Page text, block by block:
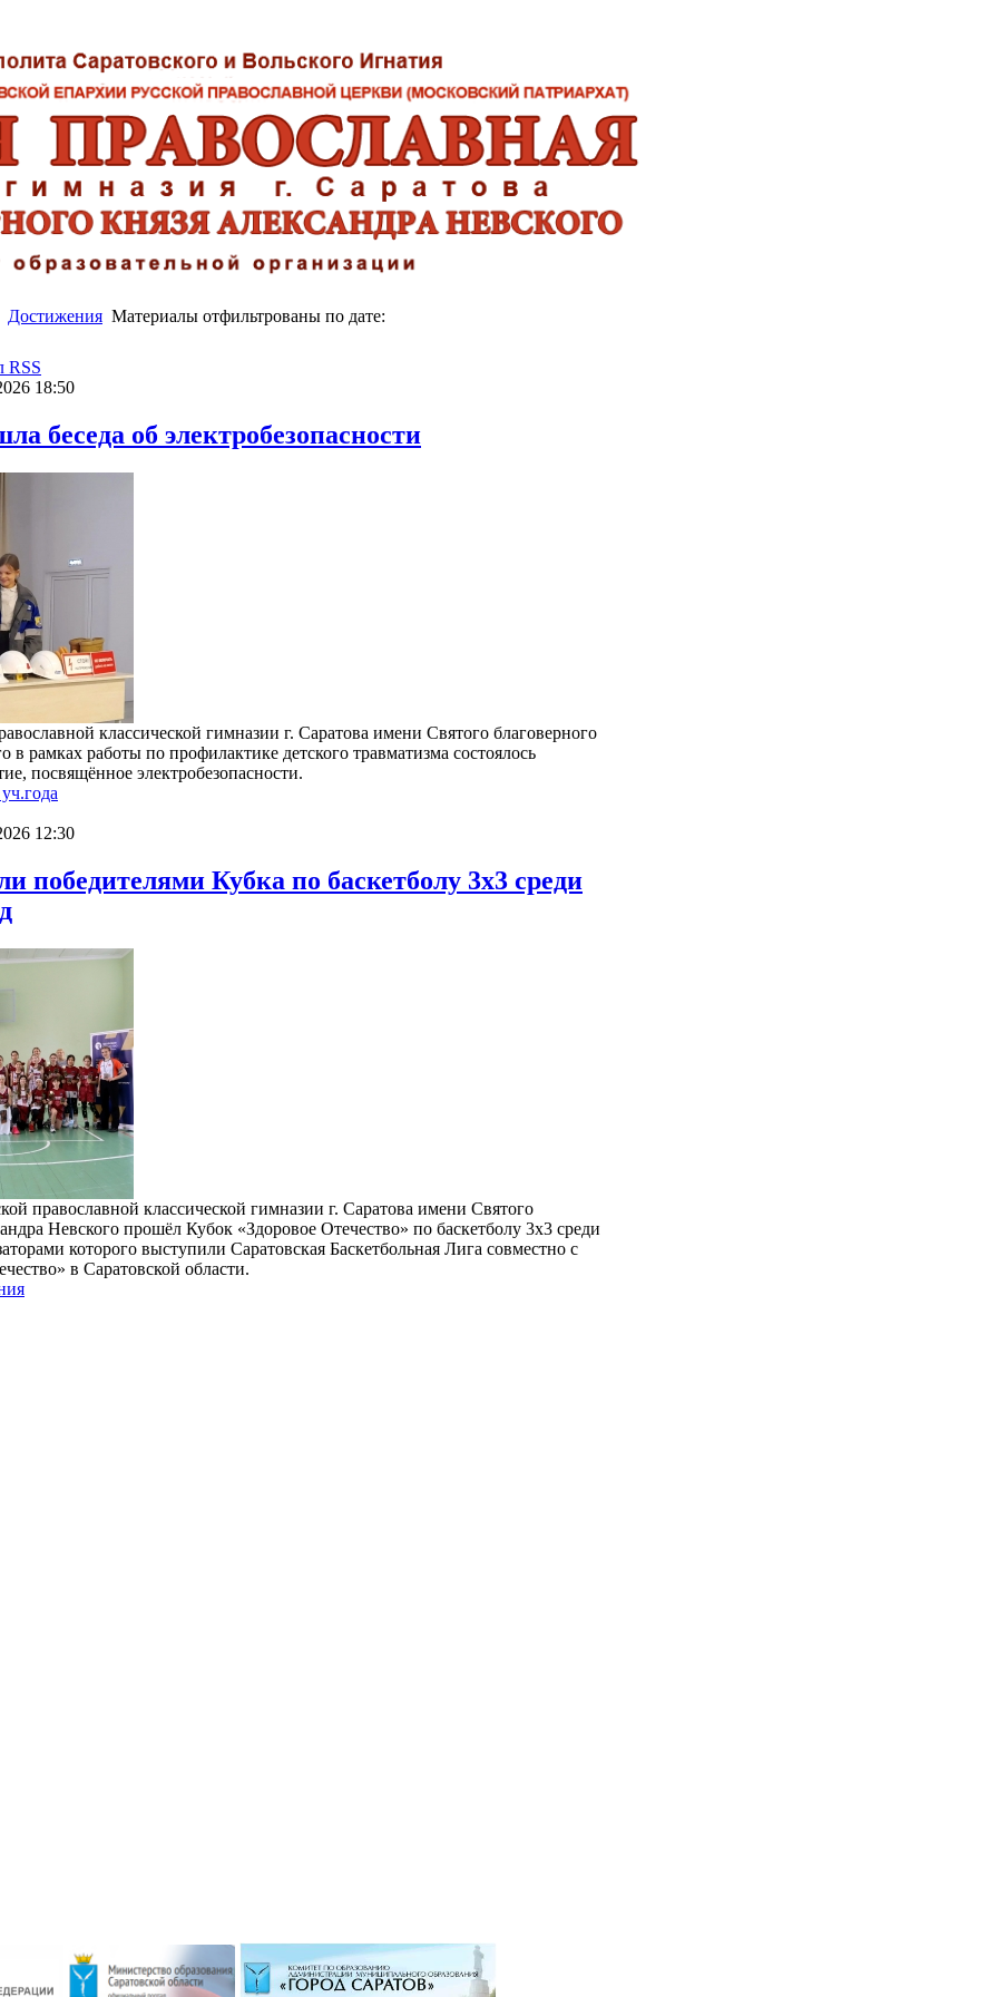
Достижения Материалы отфильтрованы по дате:
RSS
18:50
беседа об электробезопасности
классической гимназии г. Саратова имени Святого благоверного
в рамках работы по профилактике детского травматизма состоялось
посвящённое электробезопасности.
12:30
победителями Кубка по баскетболу 3х3 среди
православной классической гимназии г. Саратова имени Святого
Невского прошёл Кубок «Здоровое Отечество» по баскетболу 3х3 среди
которого выступили Саратовская Баскетбольная Лига совместно с
в Саратовской области.